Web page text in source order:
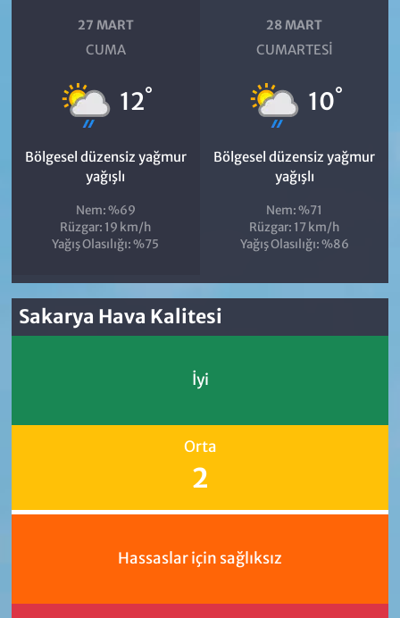
27 MART
CUMA
12°
Bölgesel düzensiz yağmur
yağışlı
Nem: %69
Rüzgar: 19 km/h
Yağış Olasılığı: %75
28 MART
CUMARTESI
10°
Bölgesel düzensiz yağmur
yağışlı
Nem: %71
Rüzgar: 17 km/h
Yağış Olasılığı: %86
Sakarya Hava Kalitesi
İyi
Orta
2
Hassaslar için sağlıksız